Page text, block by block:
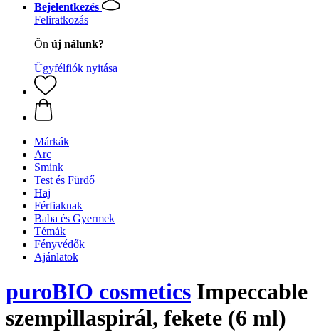
Bejelentkezés
Feliratkozás
Ön új nálunk?
Ügyfélfiók nyitása
Márkák
Arc
Smink
Test és Fürdő
Haj
Férfiaknak
Baba és Gyermek
Témák
Fényvédők
Ajánlatok
puroBIO cosmetics Impeccable
szempillaspirál, fekete (6 ml)